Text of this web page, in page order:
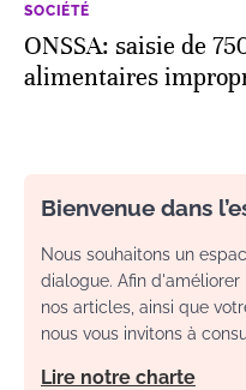
SOCIÉTÉ
ONSSA: saisie de
alimentaires
Bienvenue dans
Nous souhaitons un
dialogue. Afin
nos articles, ainsi que
nous vous invitons à
Lire notre charte